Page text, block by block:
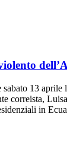
13 aprile
correista,
in